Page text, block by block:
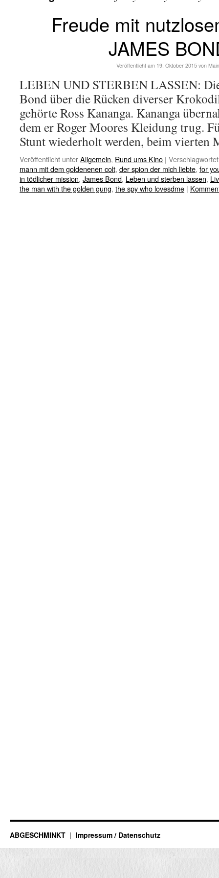
Freude mit
JAMES
Veröffentlicht am 19. Oktober 2015 von
LEBEN UND STERBEN LASSEN:
Bond über die Rücken diverser
gehörte Ross Kananga. Kananga
dem er Roger Moores Kleidung trug.
Stunt wiederholt werden, beim
Veröffentlicht unterAllgemein, Rund ums Kino |
mann mit dem goldenenen colt, der spion der mich liebte, for
in tödlicher mission, James Bond, Leben und sterben lassen,
the man with the golden gung, the spy who lovesdme |
ABGESCHMINKT Impressum / Datenschutz